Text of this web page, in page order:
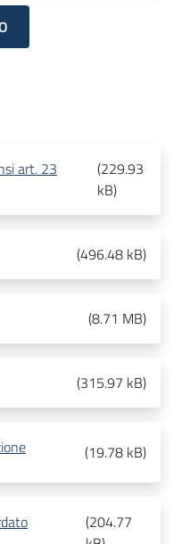
art. 23
(229.93
kB)
(496.48 kB)
(8.71 MB)
(315.97 kB)
(19.78 kB)
(204.77